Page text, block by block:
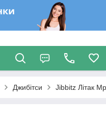
Джибітси Jibbitz Літак